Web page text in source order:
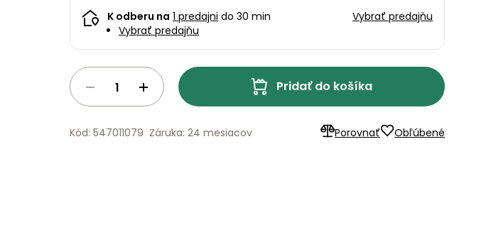
K odberu na 1 predajni do 30 min
Vybrať predajňu
Vybrať predajňu
Pridať do košíka
Porovnať Obľúbené
Kód: 547011079 Záruka: 24 mesiacov